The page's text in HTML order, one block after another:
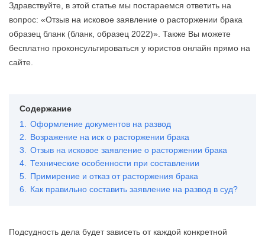
Здравствуйте, в этой статье мы постараемся ответить на
вопрос: «Отзыв на исковое заявление о расторжении брака
образец бланк (бланк, образец 2022)». Также Вы можете
бесплатно проконсультироваться у юристов онлайн прямо на
сайте.
Содержание
1.
Оформление документов на развод
2.
Возражение на иск о расторжении брака
3.
Отзыв на исковое заявление о расторжении брака
4.
Технические особенности при составлении
5.
Примирение и отказ от расторжения брака
6.
Как правильно составить заявление на развод в суд?
Подсудность дела будет зависеть от каждой конкретной